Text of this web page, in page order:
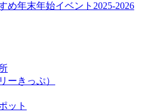
め年末年始イベント2025-2026
ーきっぷ）
ット